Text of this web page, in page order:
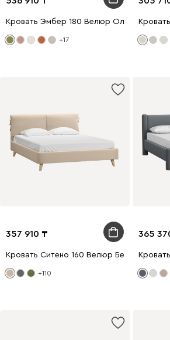
Кровать Эмбер 180 Велюр Оливковый
+17
357 910
Кровать Ситено 160 Велюр Бежевый
+110
365